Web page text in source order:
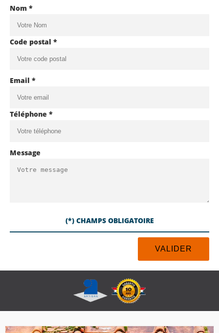
Nom *
Code postal *
Email *
Téléphone *
Message
(*) CHAMPS OBLIGATOIRE